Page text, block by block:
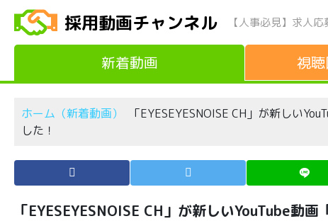
採用動画チャンネル 【人事必見】求人
新着動画 視
ホーム（新着動画）
「EYESEYESNOISE CH」が新しい
した！
「EYESEYESNOISE CH」が新しいYouTube動